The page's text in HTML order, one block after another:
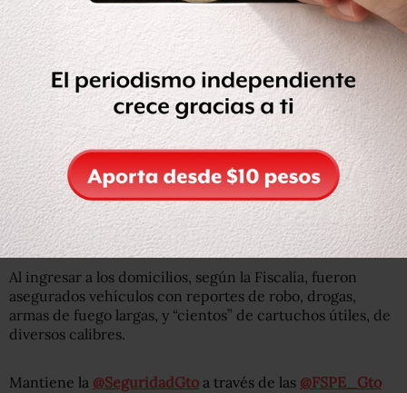
Al ingresar a los domicilios, según la Fiscalía, fueron
asegurados vehículos con reportes de robo, drogas,
armas de fuego largas, y “cientos” de cartuchos útiles, de
diversos calibres.
Mantiene la @SeguridadGto a través de las @FSPE_Gto